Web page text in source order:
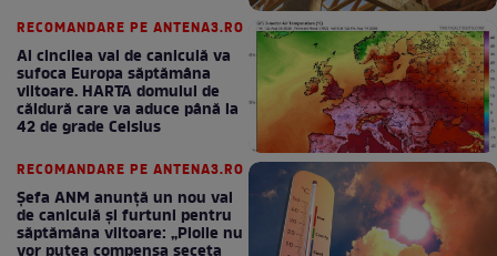
RECOMANDARE PE ANTENA3.RO
Al cincilea val de caniculă va
sufoca Europa săptămâna
viitoare. HARTA domului de
căldură care va aduce până la
42 de grade Celsius
RECOMANDARE PE ANTENA3.RO
Șefa ANM anunță un nou val
de caniculă și furtuni pentru
săptămâna viitoare: „Ploile nu